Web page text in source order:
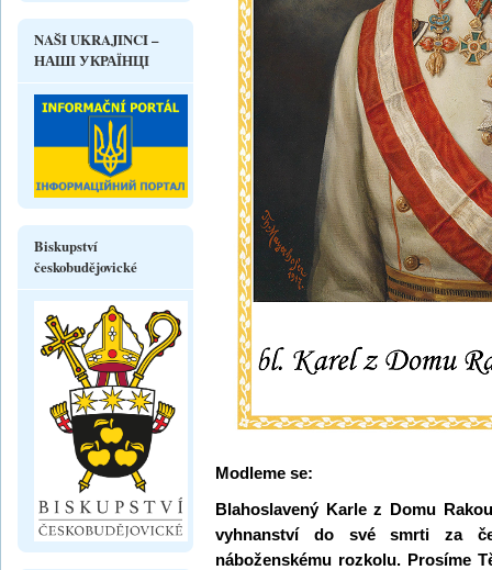
Modleme se:
Blahoslavený Karle z Domu
vyhnanství do své smrti za
náboženskému rozkolu. Prosíme
NAŠI UKRAJINCI –
НАШІ УКРАЇНЦІ
Biskupství
českobudějovické